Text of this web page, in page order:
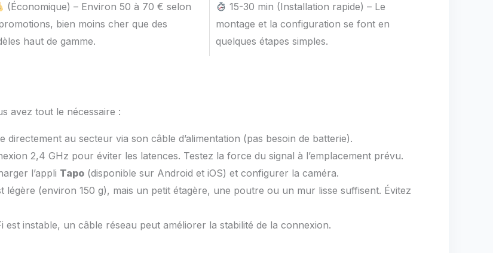
(Économique) – Environ 50 à 70 € selon
bien moins cher que des
haut de gamme.
15-30 min (Installation rapide) – Le
montage et la configuration se font en
quelques étapes simples.
avez tout le nécessaire :
directement au secteur via son câble d’alimentation (pas besoin de batterie).
2,4 GHz pour éviter les latences. Testez la force du signal à l’emplacement prévu.
l’appli Tapo (disponible sur Android et iOS) et configurer la caméra.
légère (environ 150 g), mais un petit étagère, une poutre ou un mur lisse suffisent. Évitez
est instable, un câble réseau peut améliorer la stabilité de la connexion.